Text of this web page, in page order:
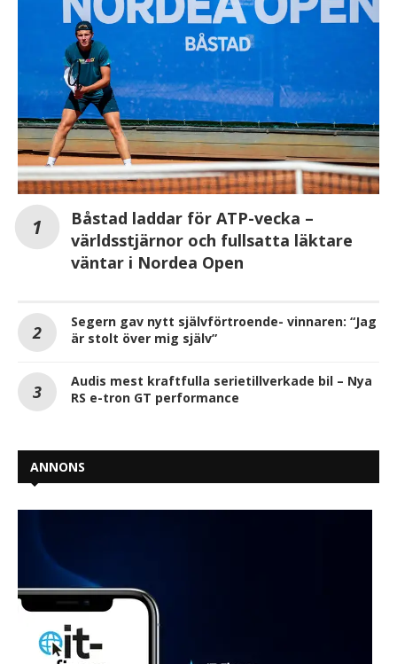
Båstad laddar för ATP-vecka –
världsstjärnor och fullsatta läktare
väntar i Nordea Open
Segern gav nytt självförtroende- vinnaren: “Jag
är stolt över mig själv”
Audis mest kraftfulla serietillverkade bil – Nya
RS e-tron GT performance
ANNONS